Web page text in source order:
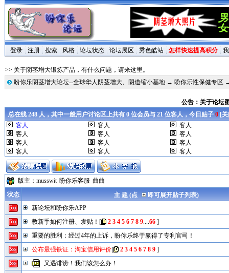
登录 注册 搜索 风格 论坛状态 论坛展区 秀色酷站 怎样快速提高积分
>> 关于阴茎增大锻炼产品，有什么问题，请来这里。
盼你乐阴茎增大论坛--全球华人阴茎增大、阴道缩小基地→ 盼你乐性保健专区
公告：关于论坛
总在线 248 人，其中一般用户讨论区上共有 0 位会员与 21 位客人，今日贴子0[关
客人
客人
客人
客人
客人
客人
客人
客人
客人
客人
客人 客人
版主： musswit 盼你乐客服 曲曲
状态
主 题 (点
即可展开贴子列表)
新论坛和盼你乐APP
教新手如何注册、发贴！ [ 2 3 4 5 6 7 8 9....66]
重要的胜利：经过4年的上诉，盼你乐终于赢得了专利官司！
公布最强铁证：淘宝信用评价[ 2 3 4 5 6 7 8 9]
又遇诽谤！我们该怎么办！